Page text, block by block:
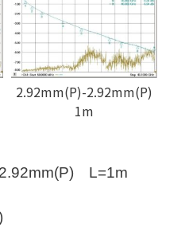
2.92mm(P)-2.92mm(P)
1m
L=1m